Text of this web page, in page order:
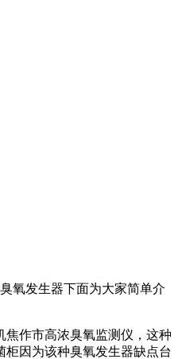
氧发生器下面为大家简单介
焦作市高浓臭氧监测仪， 这种
柜因为该种臭氧发生器缺点台